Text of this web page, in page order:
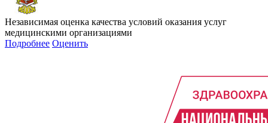
Независимая оценка качества условий оказания услуг
медицинскими организациями
Подробнее Оценить